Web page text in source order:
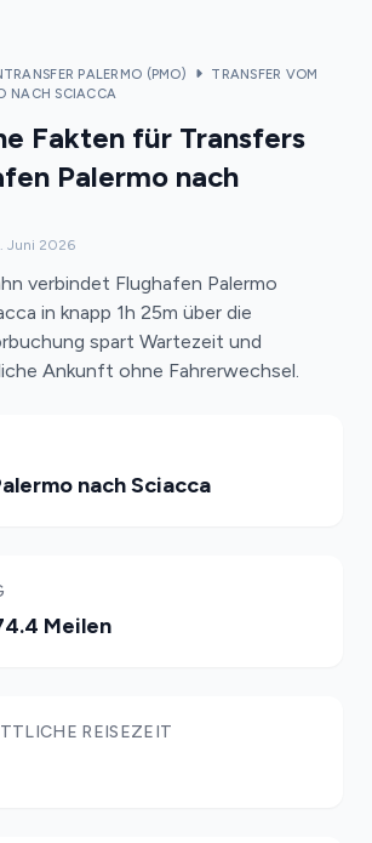
PALERMO (PMO)
TRANSFER VOM
NACH SCIACCA
Fakten für Transfers
Palermo nach
Juni 2026
verbindet Flughafen Palermo
in knapp 1h 25m über die
spart Wartezeit und
Ankunft ohne Fahrerwechsel.
nach Sciacca
Meilen
REISEZEIT